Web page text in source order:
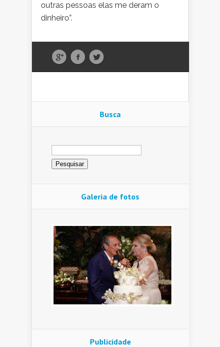
outras pessoas elas me deram o
dinheiro”.
Busca
Pesquisar
por:
Galeria de fotos
Publicidade